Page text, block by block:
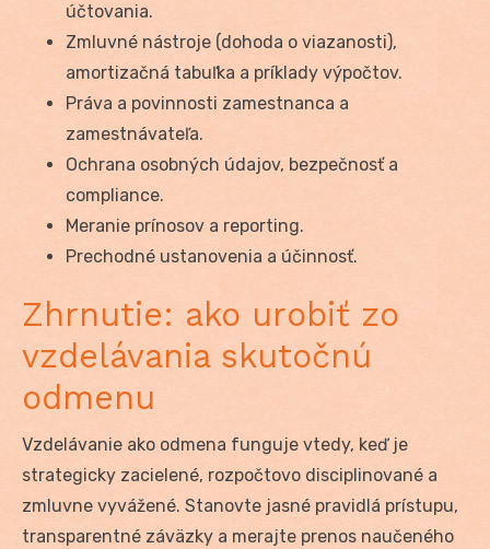
účtovania.
Zmluvné nástroje (dohoda o viazanosti),
amortizačná tabuľka a príklady výpočtov.
Práva a povinnosti zamestnanca a
zamestnávateľa.
Ochrana osobných údajov, bezpečnosť a
compliance.
Meranie prínosov a reporting.
Prechodné ustanovenia a účinnosť.
Zhrnutie: ako urobiť zo
vzdelávania skutočnú
odmenu
Vzdelávanie ako odmena funguje vtedy, keď je
strategicky zacielené, rozpočtovo disciplinované a
zmluvne vyvážené. Stanovte jasné pravidlá prístupu,
transparentné záväzky a merajte prenos naučeného